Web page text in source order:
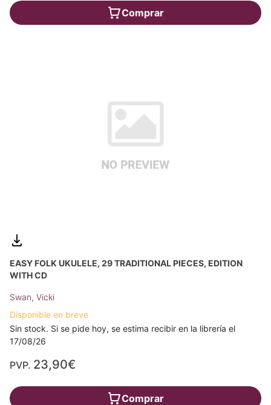
Comprar
EASY FOLK UKULELE, 29 TRADITIONAL PIECES, EDITION
WITH CD
Swan, Vicki
Disponible en breve
Sin stock. Si se pide hoy, se estima recibir en la librería el
17/08/26
PVP. 23,90€
Comprar